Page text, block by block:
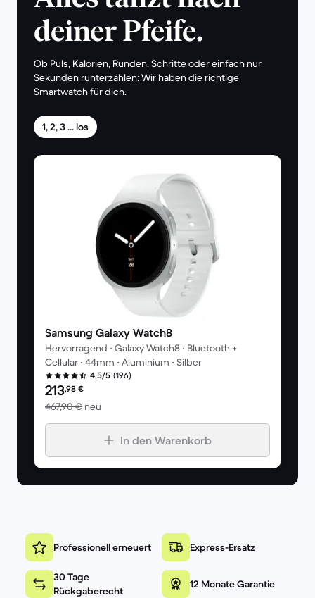
deiner Pfeife.
Ob Puls, Kalorien, Runden, Schritte oder einfach nur
Sekunden runterzählen: Wir haben die richtige
Smartwatch für dich.
1, 2, 3 ... los
Samsung Galaxy Watch8
Hervorragend • Galaxy Watch8 • Bluetooth +
Cellular • 44mm • Aluminium • Silber
4,5/5 (196)
Preis des erneuerten Produkts:
213,98 €
467,90 € neu
In den Warenkorb
Professionell erneuert Express-Ersatz
30 Tage
Rückgaberecht
12 Monate Garantie